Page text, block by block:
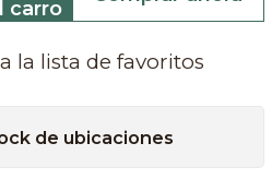
carro
la lista de favoritos
de ubicaciones